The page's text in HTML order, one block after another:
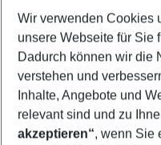
2 Erwachsene
Mehr
Wir verwenden Cookies
unsere Webseite für Sie
Dadurch können wir die
verstehen und
Inhalte, Angebote und
relevant sind und zu
akzeptieren“, wenn Sie